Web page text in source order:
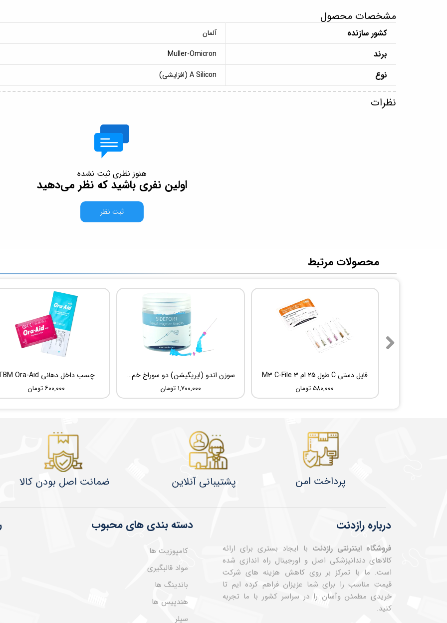
مشخصات محصول
کشور سازنده آلمان
برند Muller-Omicron
نوع A Silicon (افزایشی)
نظرات
هنوز نظری ثبت نشده
اولین نفری باشید که نظر می‌دهید
ثبت نظر
چسب داخل دهانی TBM Ora-Aid
۶۰۰,۰۰۰ تومان
سوزن اندو (ایریگیشن) دو سوراخ خم شونده UDG Sideport
۱,۷۰۰,۰۰۰ تومان
فایل دستی C طول 25 ام 3 M3 C-File
۵۸۰,۰۰۰ تومان
​محصولات مرتبط
درباره رازدنت
فروشگاه اینترنتی رازدنت با ایجاد بستری برای ارائه
کالاهای دندانپزشکی اصل و اورجینال راه اندازی شده
است. ما با تمرکز بر روی کاهش هزینه های شرکت
قیمت مناسب را برای شما عزیزان فراهم کرده ایم تا
خریدی مطمئن وآسان را در سراسر کشور با ما تجربه
کنید.
دسته بندی های محبوب
کامپوزیت ها
مواد قالبگیری
باندینگ ها
هندپیس ها
سیلر
ضمانت اصل بودن کالا پشتیبانی آنلاین پرداخت امن